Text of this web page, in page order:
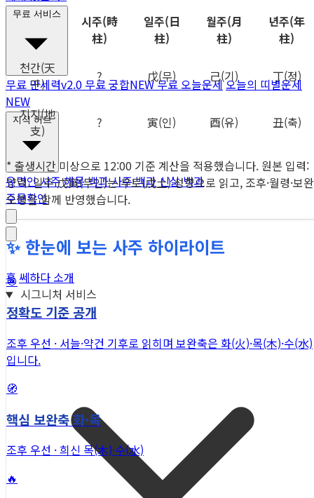
무료 서비스
무료 만세력v2.0 무료 궁합NEW무료 오늘운세오늘의 띠별운세
NEW
지식 허브
유명인 사주해몽 백과사주 백과신살 백과
주문확인
홈 쎄하다 소개
시그니처 서비스
시주(時
柱)
일주(日
柱)
월주(月
柱)
년주(年
柱)
천간(天
干)
? 戊(무) 己(기) 丁(정)
지지(地
支)
? 寅(인) 酉(유) 丑(축)
* 출생시간 미상으로 12:00 기준 계산을 적용했습니다. 원본 입력:
양력. 일주 戊寅(무인)는 무토(戊土) 성향으로 읽고, 조후·월령·보완
오행을 함께 반영했습니다.
✨ 한눈에 보는 사주 하이라이트
🎯
정확도 기준 공개
조후 우선 · 서늘·약건 기후로 읽히며 보완축은 화(火)·목(木)·수(水)
입니다.
🧭
핵심 보완축 화·목
조후 우선 · 희신 목(木)·수(水)
🔥